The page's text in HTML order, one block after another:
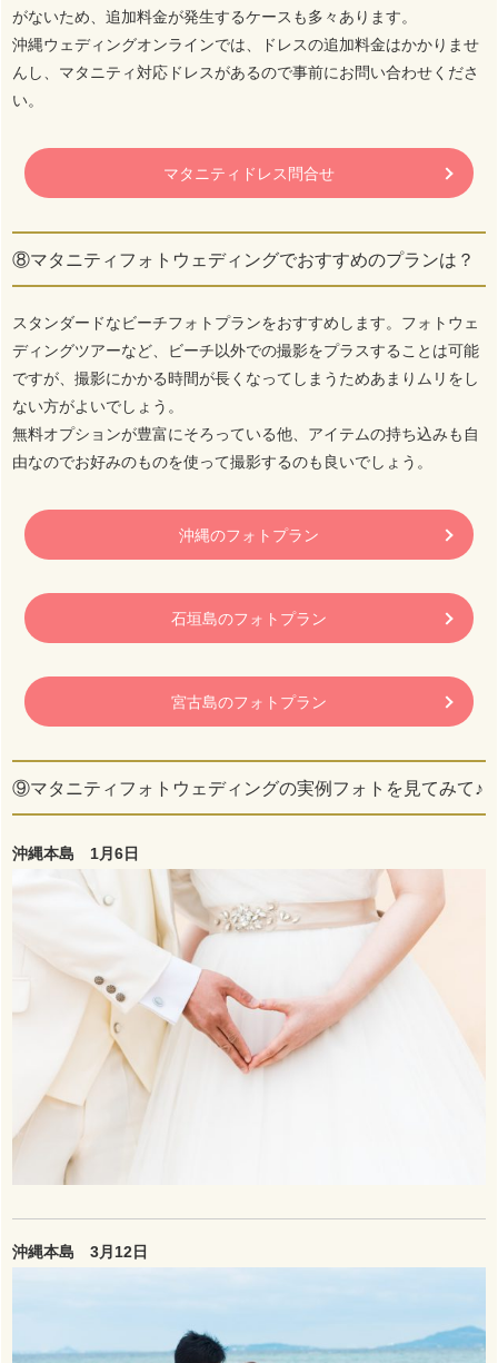
がないため、追加料金が発生するケースも多々あります。
沖縄ウェディングオンラインでは、ドレスの追加料金はかかりませ
んし、マタニティ対応ドレスがあるので事前にお問い合わせくださ
い。
マタニティドレス問合せ
⑧マタニティフォトウェディングでおすすめのプランは？
スタンダードなビーチフォトプランをおすすめします。フォトウェ
ディングツアーなど、ビーチ以外での撮影をプラスすることは可能
ですが、撮影にかかる時間が長くなってしまうためあまりムリをし
ない方がよいでしょう。
無料オプションが豊富にそろっている他、アイテムの持ち込みも自
由なのでお好みのものを使って撮影するのも良いでしょう。
沖縄のフォトプラン
石垣島のフォトプラン
宮古島のフォトプラン
⑨マタニティフォトウェディングの実例フォトを見てみて♪
沖縄本島 1月6日
沖縄本島 3月12日